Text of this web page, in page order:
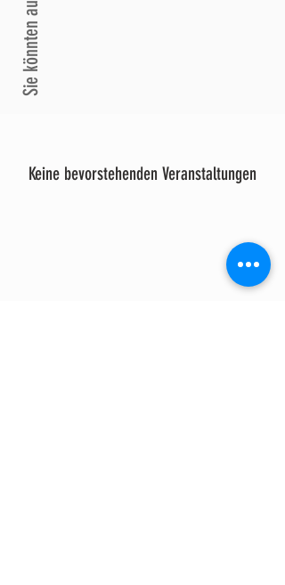
Keine bevorstehenden Veranstaltungen